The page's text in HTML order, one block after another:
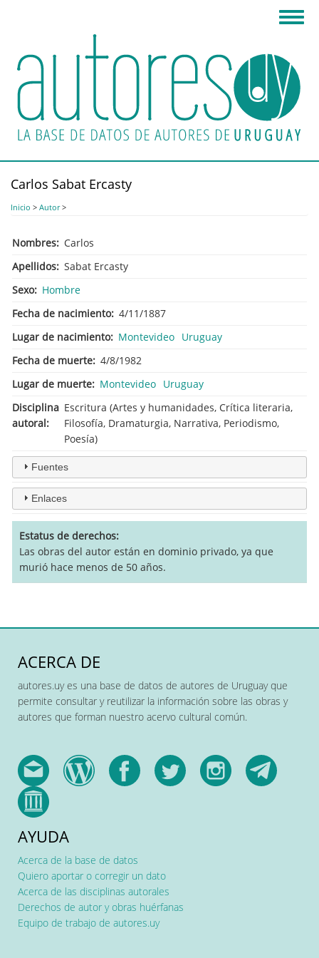
principal
Carlos Sabat Ercasty
Inicio > Autor>
Nombres
Carlos
Apellidos Sabat Ercasty
Sexo
Hombre
Fecha de nacimiento 4/11/1887
Lugar de nacimiento
Montevideo Uruguay
Fecha de muerte 4/8/1982
Lugar de muerte
Montevideo Uruguay
Disciplina
autoral
Escritura (Artes y humanidades, Crítica literaria,
Filosofía, Dramaturgia, Narrativa, Periodismo,
Poesía)
Fuentes
Enlaces
Estatus de derechos
Las obras del autor están en dominio privado, ya que
murió hace menos de 50 años.
ACERCA DE
autores.uy es una base de datos de autores de Uruguay que
permite consultar y reutilizar la información sobre las obras y
autores que forman nuestro acervo cultural común.
AYUDA
Acerca de la base de datos
Quiero aportar o corregir un dato
Acerca de las disciplinas autorales
Derechos de autor y obras huérfanas
Equipo de trabajo de autores.uy